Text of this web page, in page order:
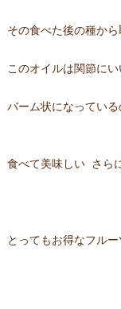
その食べた後の種か
このオイルは関節に
バーム状になってい
食べて美味しい さら
とってもお得なフル